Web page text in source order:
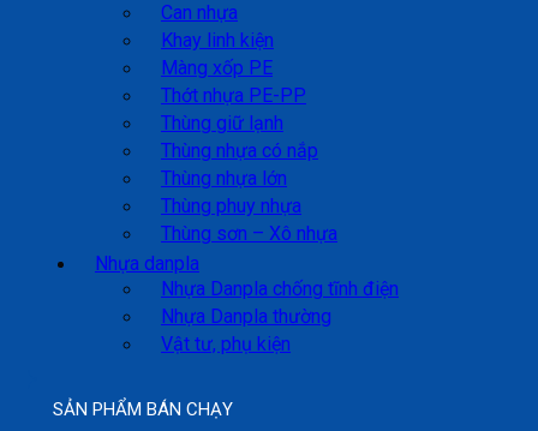
Can nhựa
Khay linh kiện
Màng xốp PE
Thớt nhựa PE-PP
Thùng giữ lạnh
Thùng nhựa có nắp
Thùng nhựa lớn
Thùng phuy nhựa
Thùng sơn – Xô nhựa
Nhựa danpla
Nhựa Danpla chống tĩnh điện
Nhựa Danpla thường
Vật tư, phụ kiện
SẢN PHẨM BÁN CHẠY